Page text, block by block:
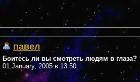
павел
Боитесь ли вы смотреть людям в глаза?
01 January, 2005 в 13:50